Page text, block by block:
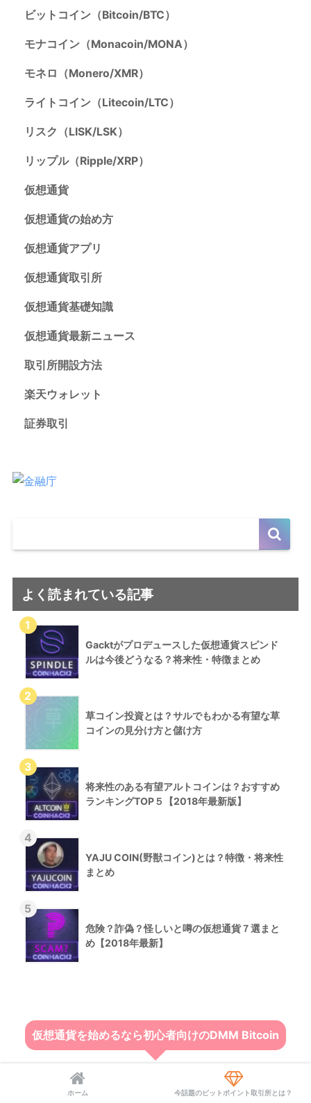
ビットコイン（Bitcoin/BTC）
モナコイン（Monacoin/MONA）
モネロ（Monero/XMR）
ライトコイン（Litecoin/LTC）
リスク（LISK/LSK）
リップル（Ripple/XRP）
仮想通貨
仮想通貨の始め方
仮想通貨アプリ
仮想通貨取引所
仮想通貨基礎知識
仮想通貨最新ニュース
取引所開設方法
楽天ウォレット
証券取引
よく読まれている記事
Gacktがプロデュースした仮想通貨スピンド
ルは今後どうなる？将来性・特徴まとめ
草コイン投資とは？サルでもわかる有望な草
コインの見分け方と儲け方
将来性のある有望アルトコインは？おすすめ
ランキングTOP５【2018年最新版】
YAJU COIN(野獣コイン)とは？特徴・将来性
まとめ
危険？詐偽？怪しいと噂の仮想通貨７選まと
め【2018年最新】
仮想通貨を始めるなら初心者向けのDMM Bitcoin
ホーム 今話題のビットポイント取引所とは？